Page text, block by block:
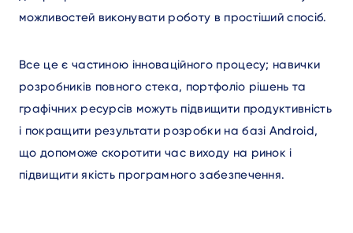
можливостей виконувати роботу в простіший спосіб.
Все це є частиною інноваційного процесу; навички
розробників повного стека, портфоліо рішень та
графічних ресурсів можуть підвищити продуктивність
і покращити результати розробки на базі Android,
що допоможе скоротити час виходу на ринок і
підвищити якість програмного забезпечення.